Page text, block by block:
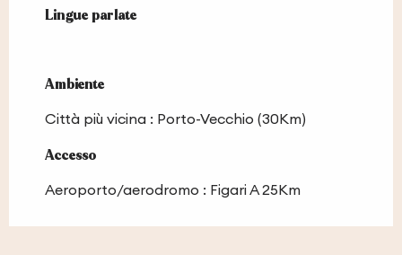
Lingue parlate
Lingue parlate
Ambiente
Ambiente
Città più vicina : Porto-Vecchio (30Km)
Accesso
Accesso
Aeroporto/aerodromo : Figari A 25Km